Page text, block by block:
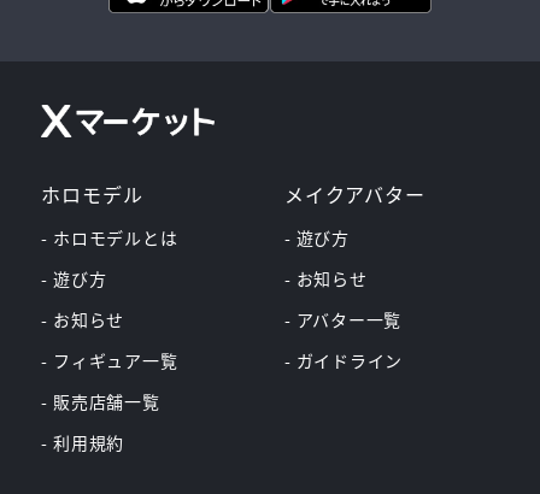
ホロモデル
- ホロモデルとは
- 遊び方
- お知らせ
- フィギュア一覧
- 販売店舗一覧
- 利用規約
メイクアバター
- 遊び方
- お知らせ
- アバター一覧
- ガイドライン